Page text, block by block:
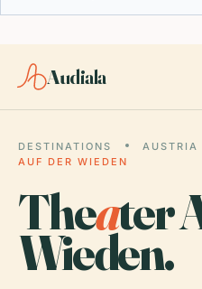
Audiala
DESTINATIONS AUSTRIA
AUF DER WIEDEN
Theater
Wieden.